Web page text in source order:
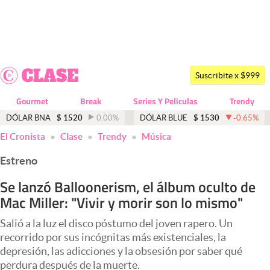
Dólar
Economía y Política
Finanzas y Mercados
Mercados Online
Negocios
Columnistas
Apertura
Suscribite x $999
Gourmet Break Series Y Peliculas Trendy
DÓLAR BNA $ 1520 0.00% DÓLAR BLUE $ 1530 -0.65%
El Cronista Clase Trendy Música
Estreno
Se lanzó Balloonerism, el álbum oculto de
Mac Miller: "Vivir y morir son lo mismo"
Salió a la luz el disco póstumo del joven rapero. Un
recorrido por sus incógnitas más existenciales, la
depresión, las adicciones y la obsesión por saber qué
perdura después de la muerte.